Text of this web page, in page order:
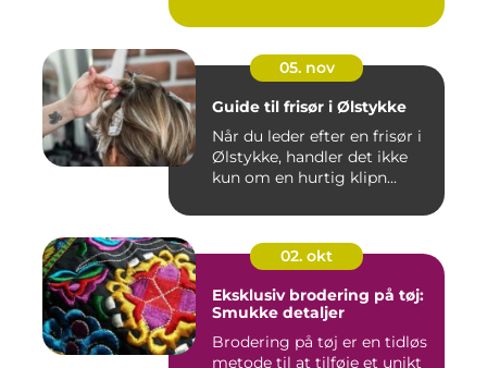
05. nov
Guide til frisør i Ølstykke
Når du leder efter en frisør i
Ølstykke, handler det ikke
kun om en hurtig klipn...
02. okt
Eksklusiv brodering på tøj:
Smukke detaljer
Brodering på tøj er en tidløs
metode til at tilføje et unikt